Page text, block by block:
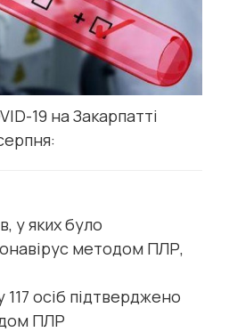
19 на Закарпатті
у яких було
методом ПЛР,
осіб підтверджено
ПЛР